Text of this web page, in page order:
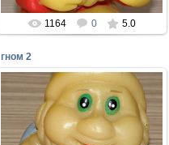
1164 0 5.0
гном 2
08.04.2018
Резиновые игрушки из сказки
"Белоснежка и семь гномов" -
Резиновый завод игрушек РИГА